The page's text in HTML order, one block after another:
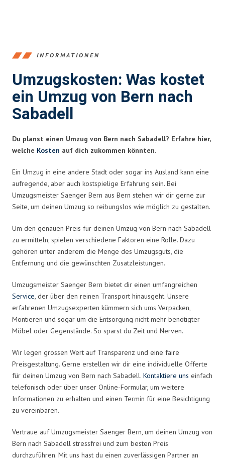
INFORMATIONEN
Umzugskosten: Was kostet
ein Umzug von Bern nach
Sabadell
Du planst einen Umzug von Bern nach Sabadell? Erfahre hier,
welche Kosten auf dich zukommen könnten.
Ein Umzug in eine andere Stadt oder sogar ins Ausland kann eine
aufregende, aber auch kostspielige Erfahrung sein. Bei
Umzugsmeister Saenger Bern aus Bern stehen wir dir gerne zur
Seite, um deinen Umzug so reibungslos wie möglich zu gestalten.
Um den genauen Preis für deinen Umzug von Bern nach Sabadell
zu ermitteln, spielen verschiedene Faktoren eine Rolle. Dazu
gehören unter anderem die Menge des Umzugsguts, die
Entfernung und die gewünschten Zusatzleistungen.
Umzugsmeister Saenger Bern bietet dir einen umfangreichen
Service, der über den reinen Transport hinausgeht. Unsere
erfahrenen Umzugsexperten kümmern sich ums Verpacken,
Montieren und sogar um die Entsorgung nicht mehr benötigter
Möbel oder Gegenstände. So sparst du Zeit und Nerven.
Wir legen grossen Wert auf Transparenz und eine faire
Preisgestaltung. Gerne erstellen wir dir eine individuelle Offerte
für deinen Umzug von Bern nach Sabadell. Kontaktiere uns einfach
telefonisch oder über unser Online-Formular, um weitere
Informationen zu erhalten und einen Termin für eine Besichtigung
zu vereinbaren.
Vertraue auf Umzugsmeister Saenger Bern, um deinen Umzug von
Bern nach Sabadell stressfrei und zum besten Preis
durchzuführen. Mit uns hast du einen zuverlässigen Partner an